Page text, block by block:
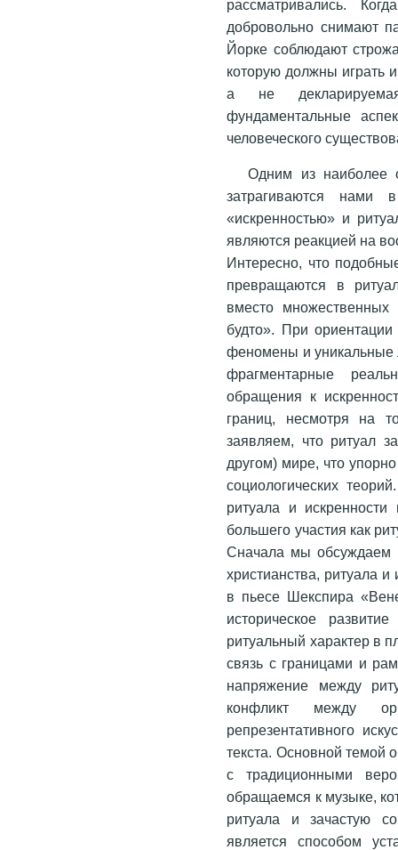
рассматривались.
добровольно снимают
Йорке соблюдают
которую должны играть
а не
фундаментальные
человеческого
Одним из наиболее
затрагиваются нами
«искренностью» и
являются реакцией на
Интересно, что
превращаются в
вместо
будто». При
феномены и уникальные
фрагментарные
обращения к
границ, несмотря на
заявляем, что ритуал
другом) мире, что
социологических
ритуала и
большего участия как
Сначала мы обсуждаем
христианства, ритуала
в пьесе Шекспира
историческое
ритуальный характер в
связь с границами и
напряжение между
конфликт между
репрезентативного
текста. Основной темой
с традиционными
обращаемся к музыке,
ритуала и зачастую
является способом